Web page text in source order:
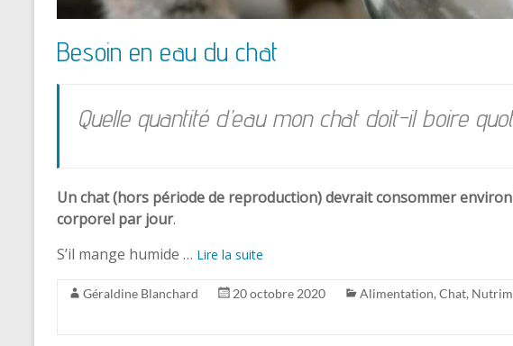
Besoin en eau du chat
Quelle quantité d’eau mon chat doit-il boire
Un chat (hors période de reproduction) devrait consommer environ
corporel par jour.
S’il mange humide … Lire la suite
Géraldine Blanchard 20 octobre 2020 Alimentation, Chat,